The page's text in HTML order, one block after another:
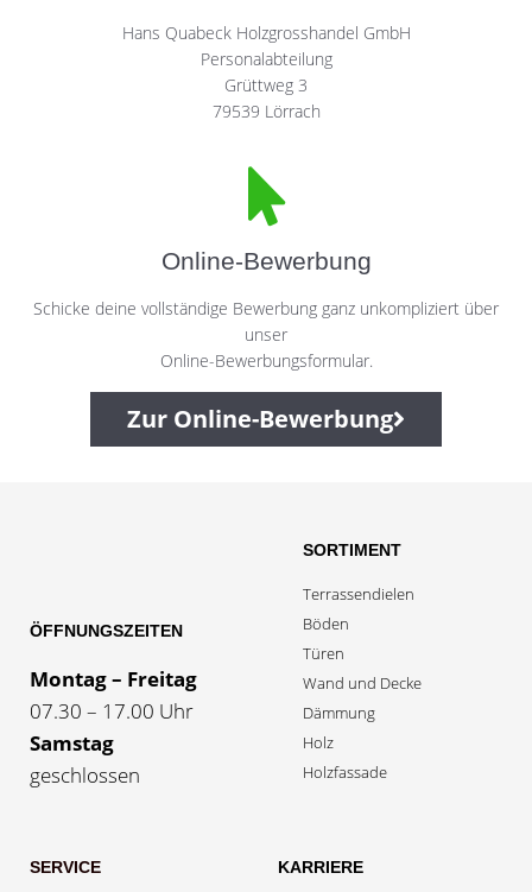
Hans Quabeck Holzgrosshandel GmbH
Personalabteilung
Grüttweg 3
79539 Lörrach
Online-Bewerbung
Schicke deine vollständige Bewerbung ganz unkompliziert über
unser
Online-Bewerbungsformular.
Zur Online-Bewerbung
ÖFFNUNGSZEITEN
Montag – Freitag
07.30 – 17.00 Uhr
Samstag
geschlossen
SORTIMENT
Terrassendielen
Böden
Türen
Wand und Decke
Dämmung
Holz
Holzfassade
SERVICE KARRIERE